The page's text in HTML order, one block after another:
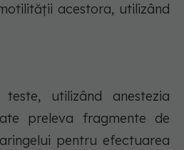
acestora, utilizând
utilizând anestezia
preleva fragmente de
pentru efectuarea